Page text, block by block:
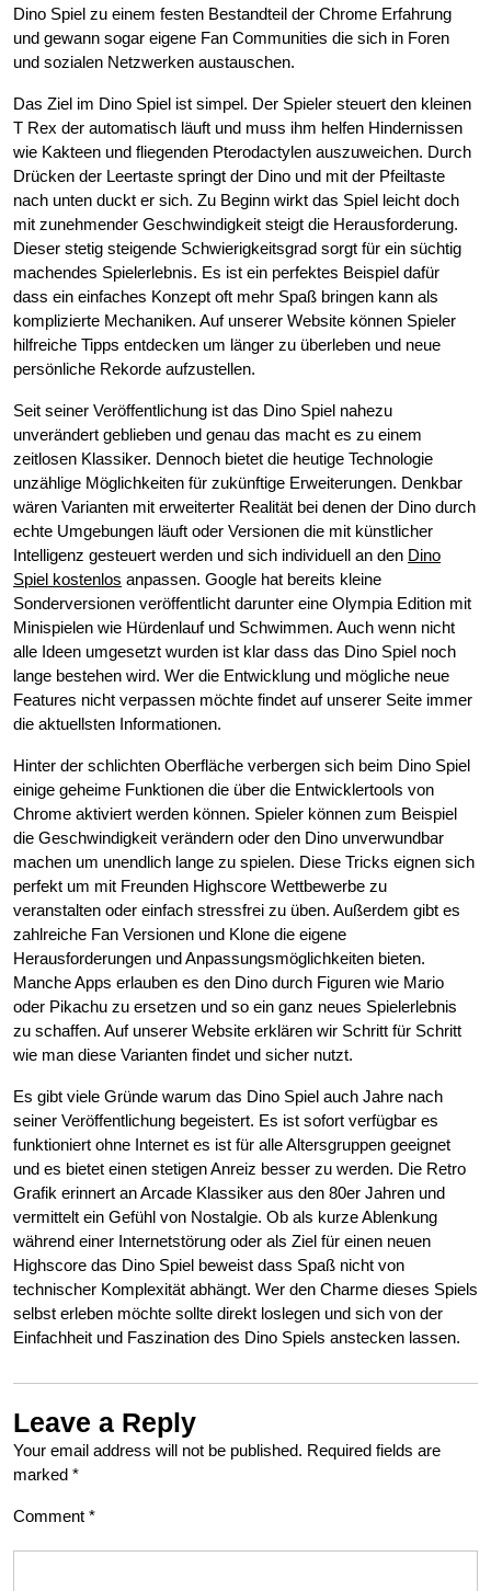
Dino Spiel zu einem festen Bestandteil der Chrome Erfahrung
und gewann sogar eigene Fan Communities die sich in Foren
und sozialen Netzwerken austauschen.
Das Ziel im Dino Spiel ist simpel. Der Spieler steuert den kleinen
T Rex der automatisch läuft und muss ihm helfen Hindernissen
wie Kakteen und fliegenden Pterodactylen auszuweichen. Durch
Drücken der Leertaste springt der Dino und mit der Pfeiltaste
nach unten duckt er sich. Zu Beginn wirkt das Spiel leicht doch
mit zunehmender Geschwindigkeit steigt die Herausforderung.
Dieser stetig steigende Schwierigkeitsgrad sorgt für ein süchtig
machendes Spielerlebnis. Es ist ein perfektes Beispiel dafür
dass ein einfaches Konzept oft mehr Spaß bringen kann als
komplizierte Mechaniken. Auf unserer Website können Spieler
hilfreiche Tipps entdecken um länger zu überleben und neue
persönliche Rekorde aufzustellen.
Seit seiner Veröffentlichung ist das Dino Spiel nahezu
unverändert geblieben und genau das macht es zu einem
zeitlosen Klassiker. Dennoch bietet die heutige Technologie
unzählige Möglichkeiten für zukünftige Erweiterungen. Denkbar
wären Varianten mit erweiterter Realität bei denen der Dino durch
echte Umgebungen läuft oder Versionen die mit künstlicher
Intelligenz gesteuert werden und sich individuell an den Dino
Spiel kostenlos anpassen. Google hat bereits kleine
Sonderversionen veröffentlicht darunter eine Olympia Edition mit
Minispielen wie Hürdenlauf und Schwimmen. Auch wenn nicht
alle Ideen umgesetzt wurden ist klar dass das Dino Spiel noch
lange bestehen wird. Wer die Entwicklung und mögliche neue
Features nicht verpassen möchte findet auf unserer Seite immer
die aktuellsten Informationen.
Hinter der schlichten Oberfläche verbergen sich beim Dino Spiel
einige geheime Funktionen die über die Entwicklertools von
Chrome aktiviert werden können. Spieler können zum Beispiel
die Geschwindigkeit verändern oder den Dino unverwundbar
machen um unendlich lange zu spielen. Diese Tricks eignen sich
perfekt um mit Freunden Highscore Wettbewerbe zu
veranstalten oder einfach stressfrei zu üben. Außerdem gibt es
zahlreiche Fan Versionen und Klone die eigene
Herausforderungen und Anpassungsmöglichkeiten bieten.
Manche Apps erlauben es den Dino durch Figuren wie Mario
oder Pikachu zu ersetzen und so ein ganz neues Spielerlebnis
zu schaffen. Auf unserer Website erklären wir Schritt für Schritt
wie man diese Varianten findet und sicher nutzt.
Es gibt viele Gründe warum das Dino Spiel auch Jahre nach
seiner Veröffentlichung begeistert. Es ist sofort verfügbar es
funktioniert ohne Internet es ist für alle Altersgruppen geeignet
und es bietet einen stetigen Anreiz besser zu werden. Die Retro
Grafik erinnert an Arcade Klassiker aus den 80er Jahren und
vermittelt ein Gefühl von Nostalgie. Ob als kurze Ablenkung
während einer Internetstörung oder als Ziel für einen neuen
Highscore das Dino Spiel beweist dass Spaß nicht von
technischer Komplexität abhängt. Wer den Charme dieses Spiels
selbst erleben möchte sollte direkt loslegen und sich von der
Einfachheit und Faszination des Dino Spiels anstecken lassen.
Leave a Reply
Your email address will not be published. Required fields are
marked *
Comment *